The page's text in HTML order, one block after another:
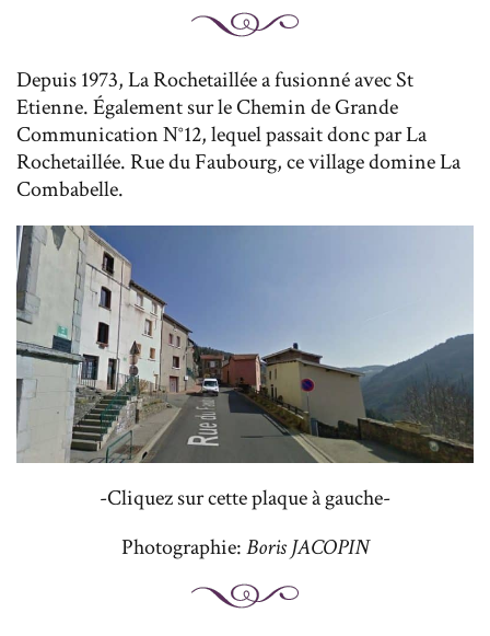
Depuis 1973, La Rochetaillée a fusionné avec St
Etienne. Également sur le Chemin de Grande
Communication N°12, lequel passait donc par La
Rochetaillée. Rue du Faubourg, ce village domine La
Combabelle.
-Cliquez sur cette plaque à gauche-
Photographie:Boris JACOPIN